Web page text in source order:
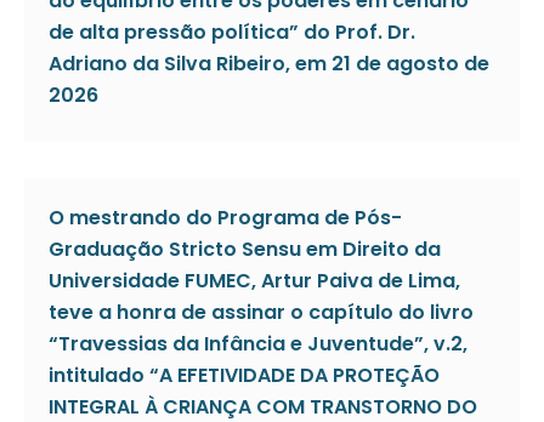
de alta pressão política” do Prof. Dr.
Adriano da Silva Ribeiro, em 21 de agosto de
2026
O mestrando do Programa de Pós-
Graduação Stricto Sensu em Direito da
Universidade FUMEC, Artur Paiva de Lima,
teve a honra de assinar o capítulo do livro
“Travessias da Infância e Juventude”, v.2,
intitulado “A EFETIVIDADE DA PROTEÇÃO
INTEGRAL À CRIANÇA COM TRANSTORNO DO